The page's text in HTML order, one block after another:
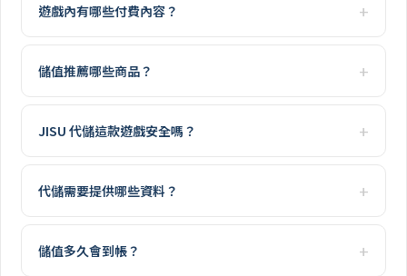
遊戲內有哪些付費內容？
儲值推薦哪些商品？
JISU 代儲這款遊戲安全嗎？
代儲需要提供哪些資料？
儲值多久會到帳？